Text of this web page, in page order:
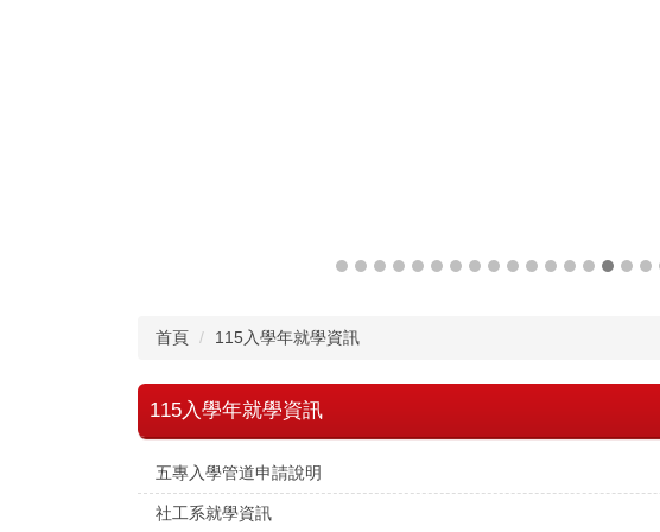
首頁 115入學年就學資訊
115入學年就學資訊
五專入學管道申請說明
社工系就學資訊